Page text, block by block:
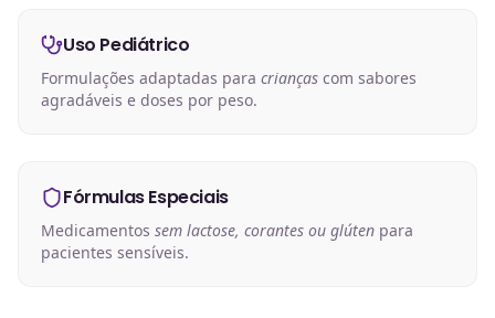
Uso Pediátrico
Formulações adaptadas para crianças com sabores
agradáveis e doses por peso.
Fórmulas Especiais
Medicamentos sem lactose, corantes ou glúten para
pacientes sensíveis.